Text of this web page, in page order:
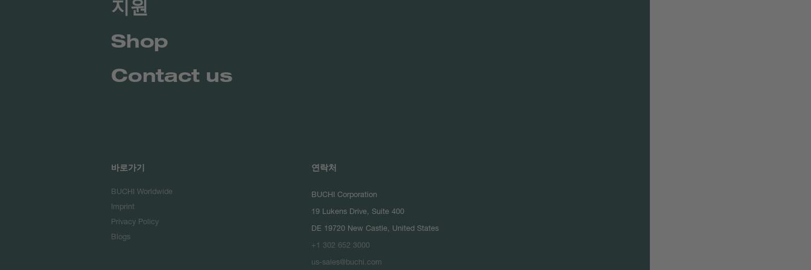
지원
Shop
Contact us
바로가기
BUCHI Worldwide
Imprint
Privacy Policy
Blogs
연락처
BUCHI Corporation
19 Lukens Drive, Suite 400
DE 19720 New Castle, United States
+1 302 652 3000
us-sales@buchi.com